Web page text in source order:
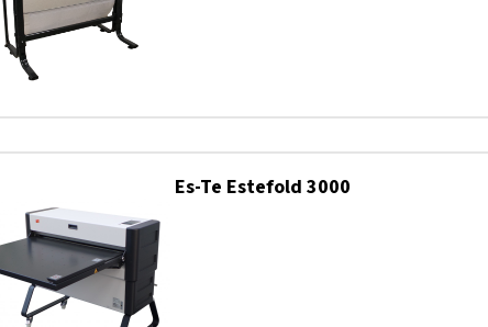
Es-Te Estefold 3000